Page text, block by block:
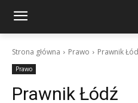
Strona główna Prawo Prawnik
Prawo
Prawnik Łódź